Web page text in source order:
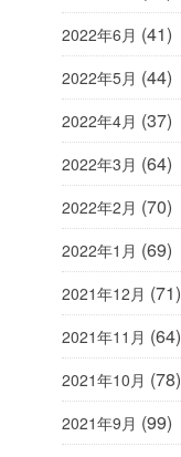
2022年6月 (41)
2022年5月 (44)
2022年4月 (37)
2022年3月 (64)
2022年2月 (70)
2022年1月 (69)
2021年12月 (71)
2021年11月 (64)
2021年10月 (78)
2021年9月 (99)